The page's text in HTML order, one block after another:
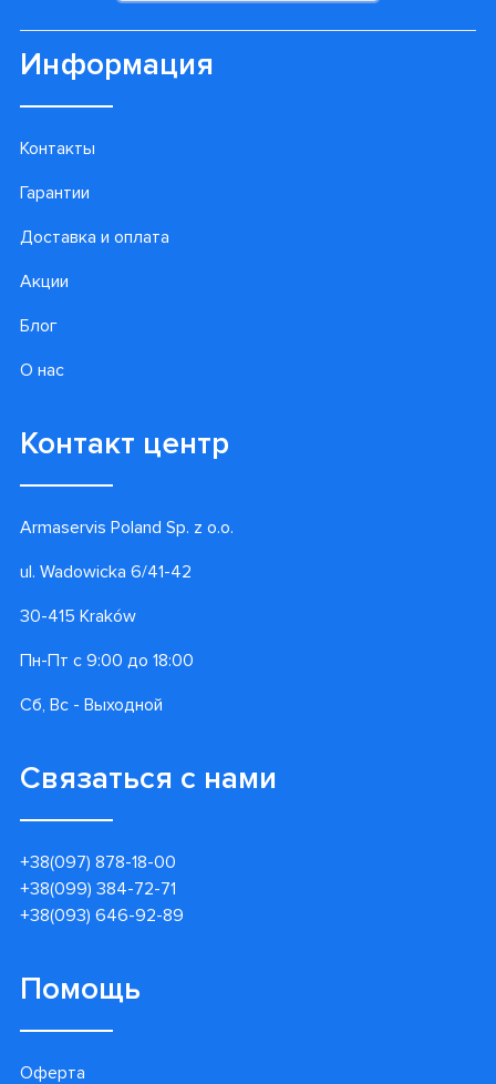
Информация
Контакты
Гарантии
Доставка и оплата
Акции
Блог
О нас
Контакт центр
Armaservis Poland Sp. z o.o.
ul. Wadowicka 6/41-42
30-415 Kraków
Пн-Пт с 9:00 до 18:00
Сб, Вс - Выходной
Связаться с нами
+38(097) 878-18-00
+38(099) 384-72-71
+38(093) 646-92-89
Помощь
Оферта